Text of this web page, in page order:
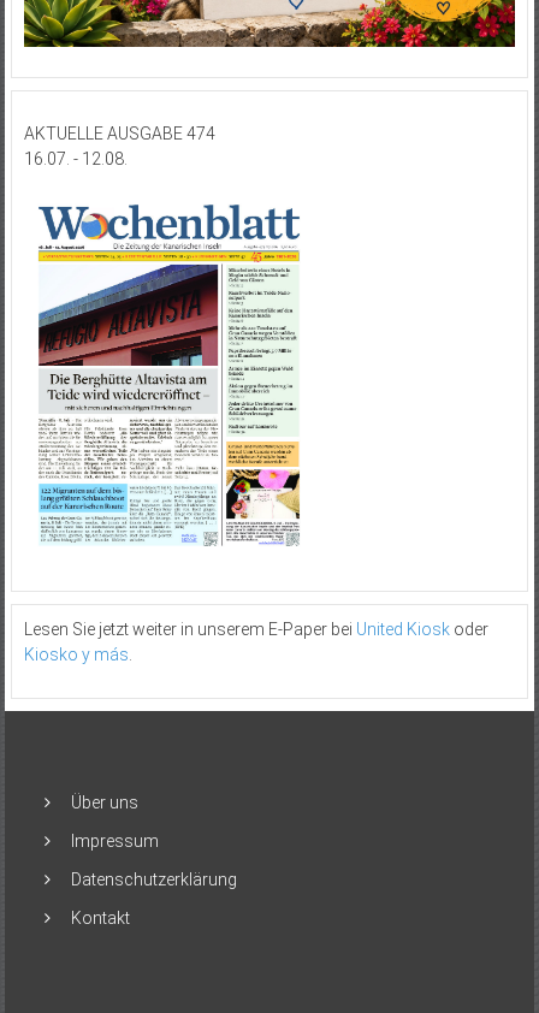
AKTUELLE AUSGABE 474
16.07. - 12.08.
Lesen Sie jetzt weiter in unserem E-Paper bei United Kioskoder
Kiosko y más
Über uns
Impressum
Datenschutzerklärung
Kontakt